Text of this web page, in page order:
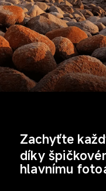
Zachyťte
díky
hlavnímu